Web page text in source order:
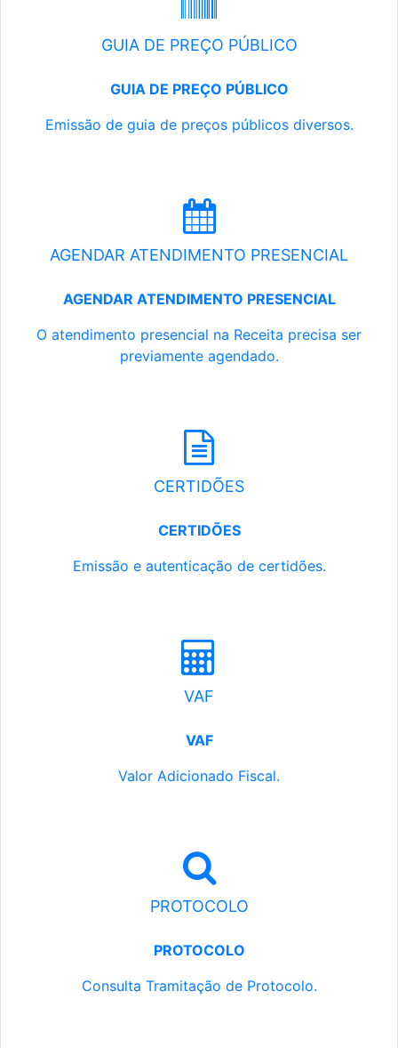
GUIA DE PREÇO PÚBLICO
GUIA DE PREÇO PÚBLICO
Emissão de guia de preços públicos diversos.
AGENDAR ATENDIMENTO PRESENCIAL
AGENDAR ATENDIMENTO PRESENCIAL
O atendimento presencial na Receita precisa ser
previamente agendado.
CERTIDÕES
CERTIDÕES
Emissão e autenticação de certidões.
VAF
VAF
Valor Adicionado Fiscal.
PROTOCOLO
PROTOCOLO
Consulta Tramitação de Protocolo.